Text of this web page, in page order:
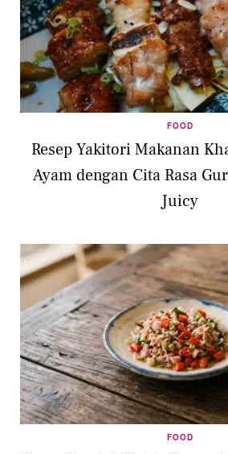
FOOD
Resep Yakitori Makanan
Ayam dengan Cita Rasa
Juicy
FOOD